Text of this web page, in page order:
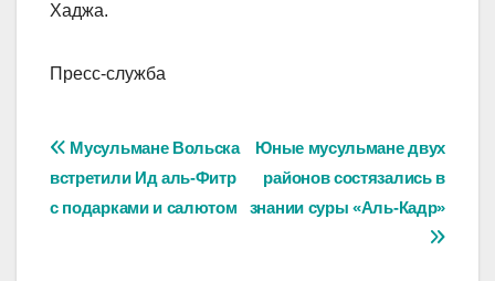
Хаджа.
Пресс-служба
Навигация
по
Юные мусульмане двух
районов состязались в
знании суры «Аль-Кадр»
Мусульмане Вольска
встретили Ид аль-Фитр
с подарками и салютом